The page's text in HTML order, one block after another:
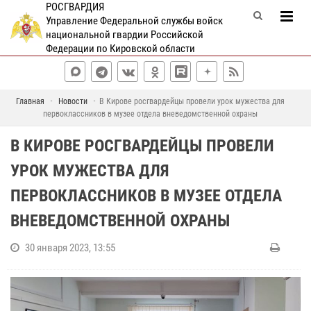
РОСГВАРДИЯ
Управление Федеральной службы войск
национальной гвардии Российской
Федерации по Кировской области
Главная Новости
В Кирове росгвардейцы провели урок мужества для
первоклассников в музее отдела вневедомственной охраны
В КИРОВЕ РОСГВАРДЕЙЦЫ ПРОВЕЛИ
УРОК МУЖЕСТВА ДЛЯ
ПЕРВОКЛАССНИКОВ В МУЗЕЕ ОТДЕЛА
ВНЕВЕДОМСТВЕННОЙ ОХРАНЫ
30 января 2023, 13:55